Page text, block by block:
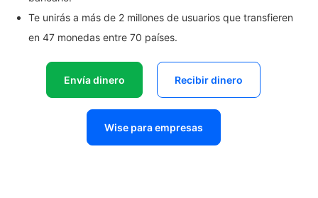
Te unirás a más de 2 millones de usuarios que transfieren
en 47 monedas entre 70 países.
Envía dinero Recibir dinero
Wise para empresas